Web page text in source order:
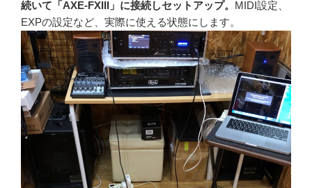
続いて「AXE-FXIII」に接続しセットアップ。 MIDI設定、
EXPの設定など、実際に使える状態にします。